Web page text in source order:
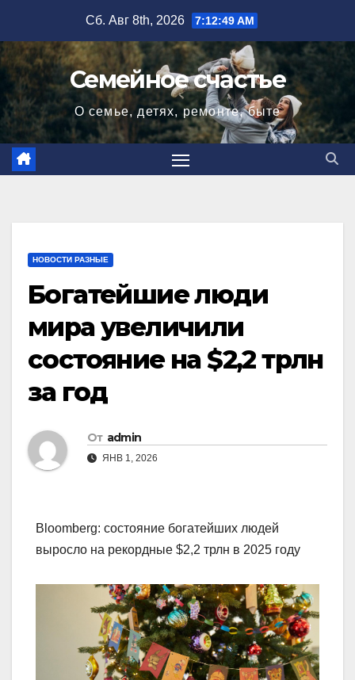
содержимому
Сб. Авг 8th, 2026 7:12:50 AM
Семейное счастье
О семье, детях, ремонте, быте
НОВОСТИ РАЗНЫЕ
Богатейшие люди
мира увеличили
состояние на $2,2 трлн
за год
От admin
ЯНВ 1, 2026
Bloomberg: состояние богатейших людей
выросло на рекордные $2,2 трлн в 2025 году